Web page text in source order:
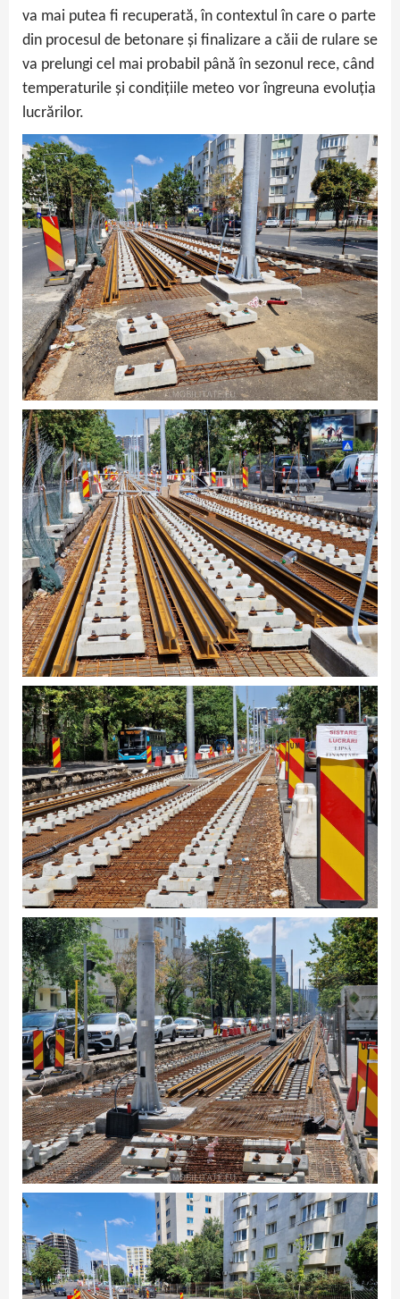
va mai putea fi recuperată, în contextul în care o parte
din procesul de betonare și finalizare a căii de rulare se
va prelungi cel mai probabil până în sezonul rece, când
temperaturile și condițiile meteo vor îngreuna evoluția
lucrărilor.